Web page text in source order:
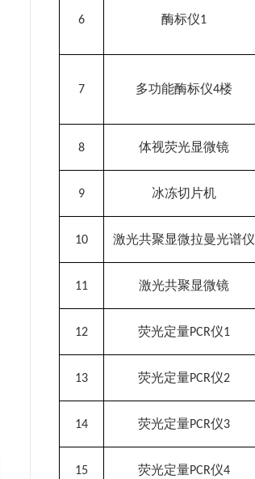
6 酶标仪1
7 多功能酶标仪4楼
8 体视荧光显微镜
9 冰冻切片机
10 激光共聚显微拉曼光谱仪
11 激光共聚显微镜
12 荧光定量PCR仪1
13 荧光定量PCR仪2
14 荧光定量PCR仪3
15 荧光定量PCR仪4